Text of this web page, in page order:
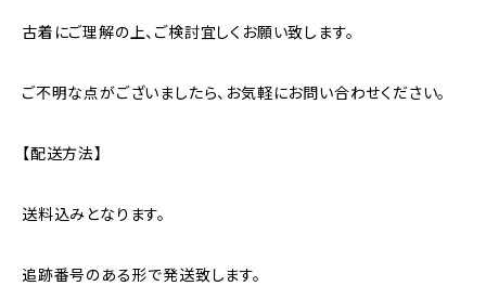
古着にご理解の上、ご検討宜しくお願い致します。
ご不明な点がございましたら、お気軽にお問い合わせください。
【配送方法】
送料込みとなります。
追跡番号のある形で発送致します。